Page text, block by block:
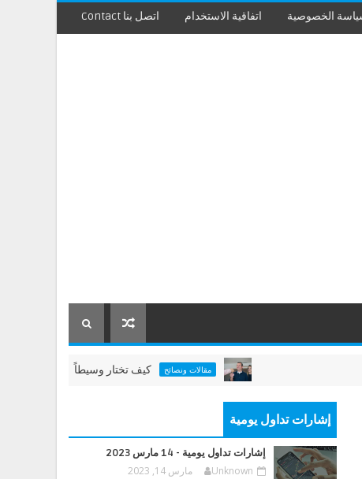
الخصوصية اتفاقية الاستخدام اتصل بنا Contact
مقالات ونصائح كيف تختار وسيطاً عقارياً جيداً
إشارات تداول يومية
إشارات تداول يومية - 14 مارس 2023
Unknown مارس 14, 2023